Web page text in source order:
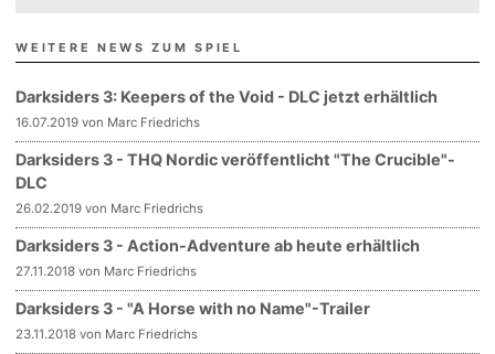
WEITERE NEWS ZUM SPIEL
Darksiders 3: Keepers of the Void - DLC jetzt erhältlich
16.07.2019 von Marc Friedrichs
Darksiders 3 - THQ Nordic veröffentlicht "The Crucible"-
DLC
26.02.2019 von Marc Friedrichs
Darksiders 3 - Action-Adventure ab heute erhältlich
27.11.2018 von Marc Friedrichs
Darksiders 3 - "A Horse with no Name"-Trailer
23.11.2018 von Marc Friedrichs